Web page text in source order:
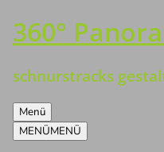
Zum
Inhalt
360°
schnurstracks
Menü
MENÜMENÜ